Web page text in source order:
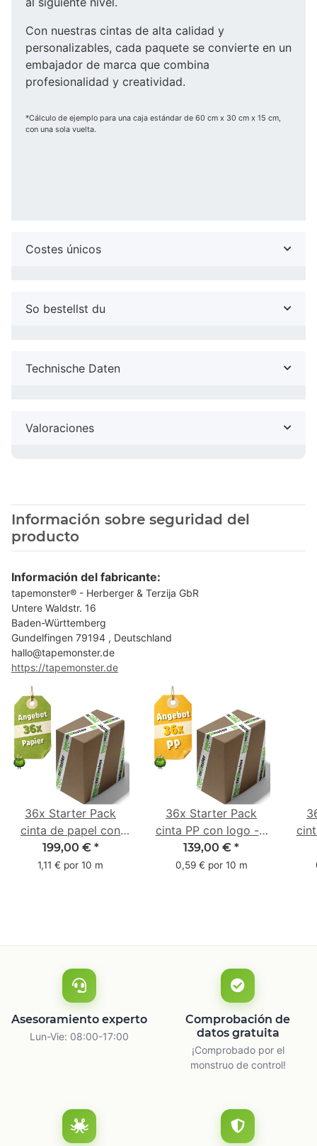
Con nuestras cintas de alta calidad y
personalizables, cada paquete se convierte en un
embajador de marca que combina
profesionalidad y creatividad.
*Cálculo de ejemplo para una caja estándar de 60 cm x 30 cm x 15 cm,
con una sola vuelta.
Costes únicos
So bestellst du
Technische Daten
Valoraciones
Información sobre seguridad del
producto
Información del fabricante:
tapemonster® - Herberger & Terzija GbR
Untere Waldstr. 16
Baden-Württemberg
Gundelfingen 79194 , Deutschland
hallo@tapemonster.de
https://tapemonster.de
36x Starter Pack
cinta de papel con
logo - 1 color - 50
mm x 50 m - caucho
199,00 € *
1,11 € por 10 m
36x Starter Pack
cinta PP con logo - 1
color - 48 mm x 66 m
139,00 € *
0,59 € por 10 m
m
Asesoramiento experto
Lun-Vie: 08:00-17:00
Comprobación de
datos gratuita
¡Comprobado por el
monstruo de control!